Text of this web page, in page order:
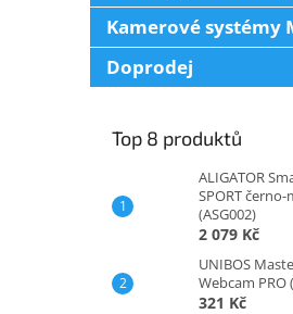
Kamerové systémy
Doprodej
Top 8 produktů
ALIGATOR
SPORT
(ASG002)
2 079 Kč
UNIBOS
Webcam PRO
321 Kč